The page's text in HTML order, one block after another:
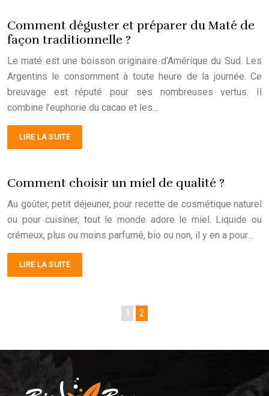
Comment déguster et préparer du Maté de
façon traditionnelle ?
Le maté est une boisson originaire d’Amérique du Sud. Les
Argentins le consomment à toute heure de la journée. Ce
breuvage est réputé pour ses nombreuses vertus. Il
combine l’euphorie du cacao et les…
LIRE LA SUITE
Comment choisir un miel de qualité ?
Au goûter, petit déjeuner, pour recette de cosmétique naturel
ou pour cuisiner, tout le monde adore le miel. Liquide ou
crémeux, plus ou moins parfumé, bio ou non, il y en a pour…
LIRE LA SUITE
1 2